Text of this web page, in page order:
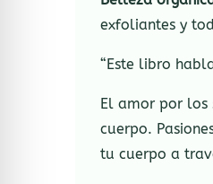
exfoliantes y
“Este libro
El amor por
cuerpo.
tu cuerpo a